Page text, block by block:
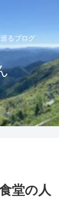
るブログ
堂の人